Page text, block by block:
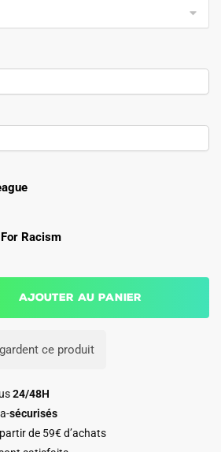
Racism
Ajouter au panier
ce produit
24/48H
sécurisés
de 59€ d’achats